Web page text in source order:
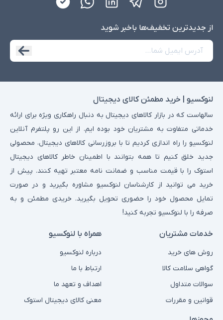
از جدید‌ترین تخفیف‌ها با‌خبر شوید
لنوکسیو | خرید مطمئن کالای دیجیتال
سالهاست که در بازار کالاهای دیجیتال به دنبال راهکاری ویژه برای ارائه
خدماتی متفاوت به مشتریان خود بوده ایم. از این رو پلتفرم آنلاین
لنوکسیو را راه اندازی کردیم تا با بروزرسانی کالاهای دیجیتال، محصولی
جدید خلق کنیم تا همه بتوانند با اطمینان خاطر کالاهای دیجیتال
استوک را با قیمت مناسب و ضمانت نامه معتبر تهیه کنند. پیش از
خرید می توانید از کارشناسان لنوکسیو مشاوره بگیرید و در صورت
تمایل محصول خود را حضوری تحویل بگیرید. خریدی مطمئن و به
صرفه را با لنوکسیو تجربه کنید!
خدمات مشتریان
روش های خرید
گواهی سلامت کالا
سوالات متداول
قوانین و مقررات
همراه با لنوکسیو
درباره لنوکسیو
ارتباط با ما
اهداف و تعهد ما
معنی کالای دیجیتال استوک